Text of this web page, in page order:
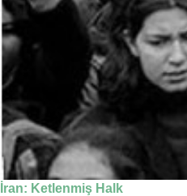
İran: Ketlenmiş Halk